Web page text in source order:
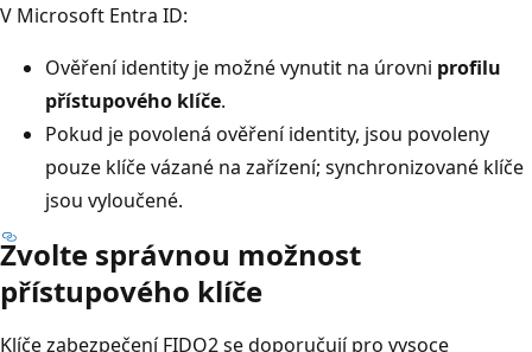
V Microsoft Entra ID:
Ověření identity je možné vynutit na úrovni profilu
přístupového klíče.
Pokud je povolená ověření identity, jsou povoleny
pouze klíče vázané na zařízení; synchronizované klíče
jsou vyloučené.
Zvolte správnou možnost
přístupového klíče
Klíče zabezpečení FIDO2 se doporučují pro vysoce